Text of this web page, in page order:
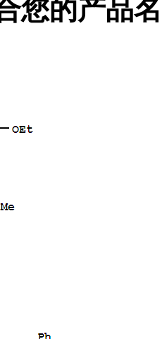
您的产品